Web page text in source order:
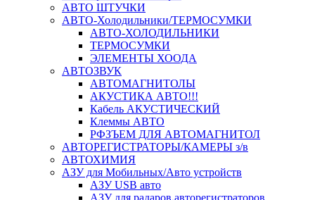
АВТО ШТУЧКИ
АВТО-Холодильники/ТЕРМОСУМКИ
АВТО-ХОЛОДИЛЬНИКИ
ТЕРМОСУМКИ
ЭЛЕМЕНТЫ ХООДА
АВТОЗВУК
АВТОМАГНИТОЛЫ
АКУСТИКА АВТО!!!
Кабель АКУСТИЧЕСКИЙ
Клеммы АВТО
РФЗЪЕМ ДЛЯ АВТОМАГНИТОЛ
АВТОРЕГИСТРАТОРЫ/КАМЕРЫ з/в
АВТОХИМИЯ
АЗУ для Мобильных/Авто устройств
АЗУ USB авто
АЗУ для радаров,авторегистраторов